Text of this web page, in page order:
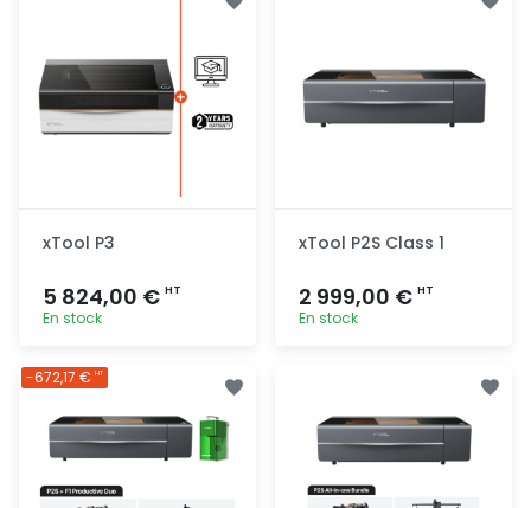
xTool P3
5 824,00 € HT
En stock
xTool P2S Class 1
2 999,00 € HT
En stock
-672,17 € HT